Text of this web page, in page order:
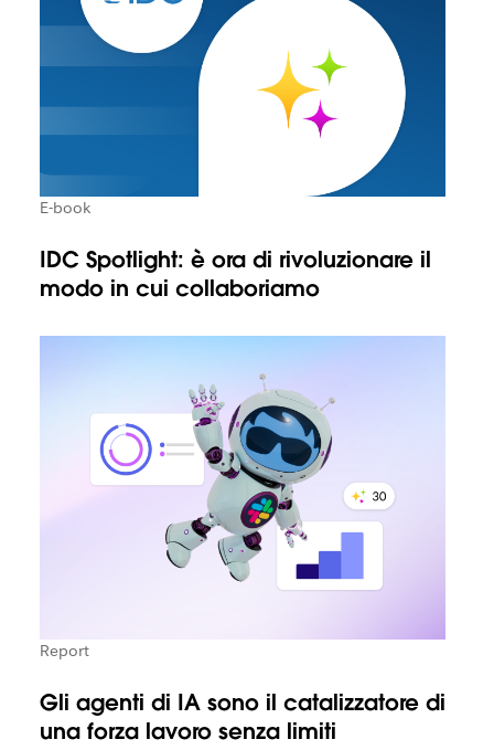
E-book
IDC Spotlight: è ora di rivoluzionare il
modo in cui collaboriamo
Report
Gli agenti di IA sono il catalizzatore di
una forza lavoro senza limiti